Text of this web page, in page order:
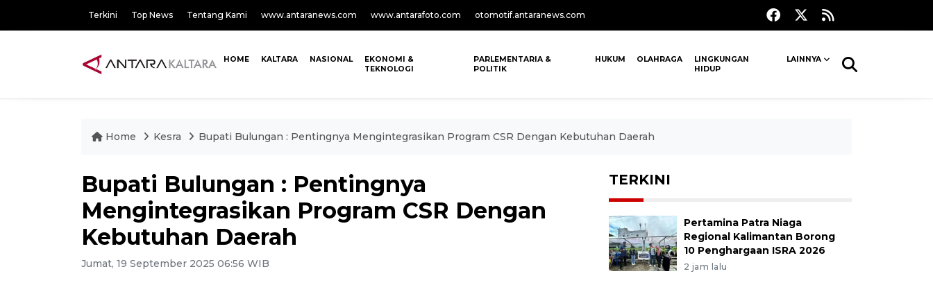
Terkini Top News Tentang Kami www.antaranews.com www.antarafoto.com otomotif.antaranews.com
HOME KALTARA NASIONAL
EKONOMI &
TEKNOLOGI
PARLEMENTARIA &
POLITIK
HUKUM OLAHRAGA
LINGKUNGAN
HIDUP
LAINNYA
Home Kesra Bupati Bulungan : Pentingnya Mengintegrasikan Program CSR Dengan Kebutuhan Daerah
Bupati Bulungan : Pentingnya
Mengintegrasikan Program CSR Dengan
Kebutuhan Daerah
Jumat, 19 September 2025 06:56 WIB
TERKINI
Pertamina Patra Niaga
Regional Kalimantan Borong
10 Penghargaan ISRA 2026
2 jam lalu